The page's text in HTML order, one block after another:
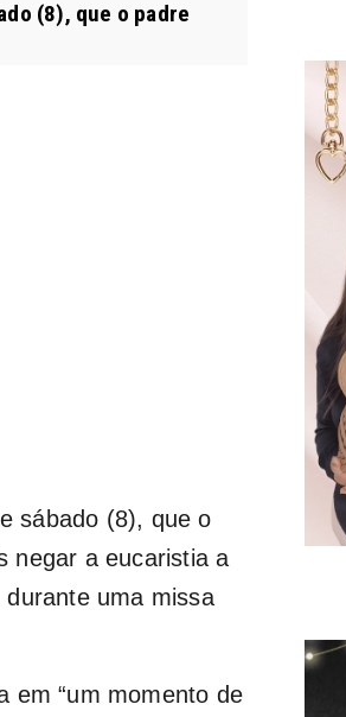
(8), que o padre
sábado (8), que o
negar a eucaristia a
uma missa
em “um momento de